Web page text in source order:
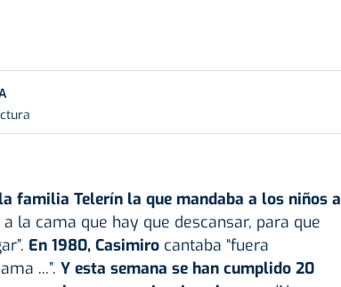
familia Telerín la que mandaba a los niños a
a la cama que hay que descansar, para que
En 1980, Casimiro cantaba “fuera
...”. Y esta semana se han cumplido 20